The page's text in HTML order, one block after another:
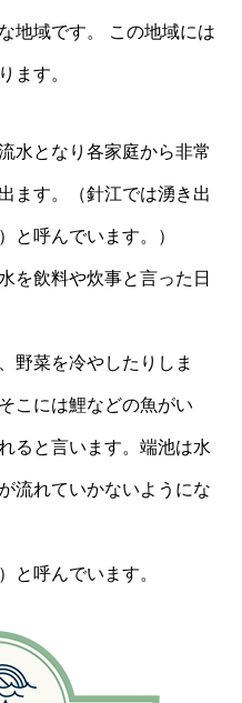
地域です。 この地域には
ます。
⽔となり各家庭から⾮常
ます。（針江では湧き出
と呼んでいます。）
を飲料や炊事と⾔った⽇
野菜を冷やしたりしま
こには鯉などの魚がい
ると言います。端池は水
流れていかないようにな
と呼んでいます。